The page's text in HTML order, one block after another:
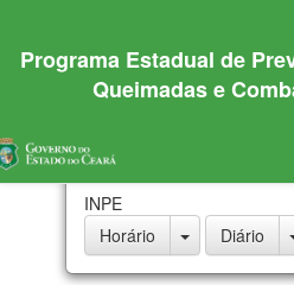
Programa Estadual de
Queimadas e
Informações
Não há nenhuma
INPE
Horário
Diário